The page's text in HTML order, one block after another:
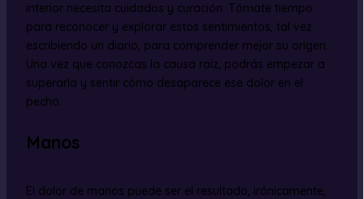
interior necesita cuidados y curación. Tómate tiempo
para reconocer y explorar estos sentimientos, tal vez
escribiendo un diario, para comprender mejor su origen.
Una vez que conozcas la causa raíz, podrás empezar a
superarla y sentir cómo desaparece ese dolor en el
pecho.
Manos
El dolor de manos puede ser el resultado, irónicamente,